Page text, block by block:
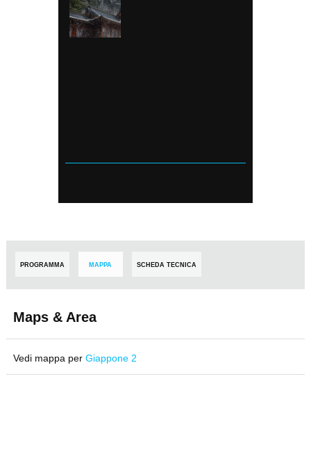
PROGRAMMA MAPPA SCHEDA TECNICA
Maps & Area
Vedi mappa per Giappone 2